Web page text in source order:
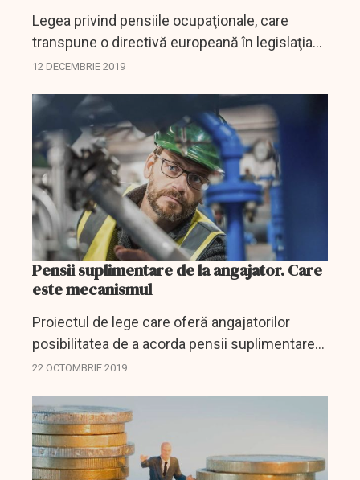
Legea privind pensiile ocupaţionale, care
transpune o directivă europeană în legislaţia
naţională, pune bazele Pilonului IV de pensii în
a...
12 DECEMBRIE 2019
Pensii suplimentare de la angajator. Care
este mecanismul
Proiectul de lege care oferă angajatorilor
posibilitatea de a acorda pensii suplimentare
salariaților lor nu face decât să transpună în
Logic,...
22 OCTOMBRIE 2019